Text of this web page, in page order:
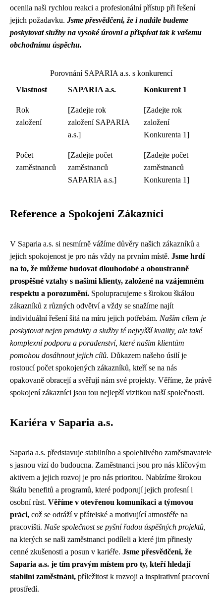
ocenila naši rychlou reakci a profesionální přístup při řešení
jejich požadavku. Jsme přesvědčeni, že i nadále budeme
poskytovat služby na vysoké úrovni a přispívat tak k vašemu
obchodnímu úspěchu.
Porovnání SAPARIA a.s. s konkurencí
Vlastnost
SAPARIA a.s. Konkurent 1
Rok
založení
[Zadejte rok
založení SAPARIA
a.s.]
[Zadejte rok
založení
Konkurenta 1]
Počet
zaměstnanců
[Zadejte počet
zaměstnanců
SAPARIA a.s.]
[Zadejte počet
zaměstnanců
Konkurenta 1]
Reference a Spokojení Zákazníci
V Saparia a.s. si nesmírně vážíme důvěry našich zákazníků a
jejich spokojenost je pro nás vždy na prvním místě. Jsme hrdí
na to, že můžeme budovat dlouhodobé a oboustranně
prospěšné vztahy s našimi klienty, založené na vzájemném
respektu a porozumění. Spolupracujeme s širokou škálou
zákazníků z různých odvětví a vždy se snažíme najít
individuální řešení šitá na míru jejich potřebám. Naším cílem je
poskytovat nejen produkty a služby té nejvyšší kvality, ale také
komplexní podporu a poradenství, které našim klientům
pomohou dosáhnout jejich cílů. Důkazem našeho úsilí je
rostoucí počet spokojených zákazníků, kteří se na nás
opakovaně obracejí a svěřují nám své projekty. Věříme, že právě
spokojení zákazníci jsou tou nejlepší vizitkou naší společnosti.
Kariéra v Saparia a.s.
Saparia a.s. představuje stabilního a spolehlivého zaměstnavatele
s jasnou vizí do budoucna. Zaměstnanci jsou pro nás klíčovým
aktivem a jejich rozvoj je pro nás prioritou. Nabízíme širokou
škálu benefitů a programů, které podporují jejich profesní i
osobní růst. Věříme v otevřenou komunikaci a týmovou
práci, což se odráží v přátelské a motivující atmosféře na
pracovišti. Naše společnost se pyšní řadou úspěšných projektů,
na kterých se naši zaměstnanci podíleli a které jim přinesly
cenné zkušenosti a posun v kariéře. Jsme přesvědčeni, že
Saparia a.s. je tím pravým místem pro ty, kteří hledají
stabilní zaměstnání, příležitost k rozvoji a inspirativní pracovní
prostředí.